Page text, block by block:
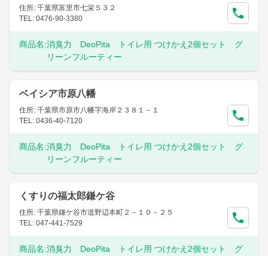
住所: 千葉県富里市七栄５３２
TEL: 0476-90-3380
商品名:消臭力 DeoPita トイレ用 つけかえ2個セット グ
リーンフルーティー
ベイシア市原八幡
住所: 千葉県市原市八幡字海岸２３８１－１
TEL: 0436-40-7120
商品名:消臭力 DeoPita トイレ用 つけかえ2個セット グ
リーンフルーティー
くすりの福太郎鎌ケ谷
住所: 千葉県鎌ケ谷市道野辺本町２－１０－２５
TEL: 047-441-7529
商品名:消臭力 DeoPita トイレ用 つけかえ2個セット グ